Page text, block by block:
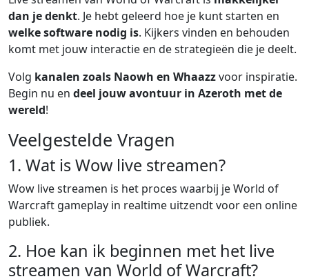
dan je denkt. Je hebt geleerd hoe je kunt starten en
welke software nodig is. Kijkers vinden en behouden
komt met jouw interactie en de strategieën die je deelt.
Volg kanalen zoals Naowh en Whaazzvoor inspiratie.
Begin nu en deel jouw avontuur in Azeroth met de
wereld!
Veelgestelde Vragen
1. Wat is Wow live streamen?
Wow live streamen is het proces waarbij je World of
Warcraft gameplay in realtime uitzendt voor een online
publiek.
2. Hoe kan ik beginnen met het live
streamen van World of Warcraft?